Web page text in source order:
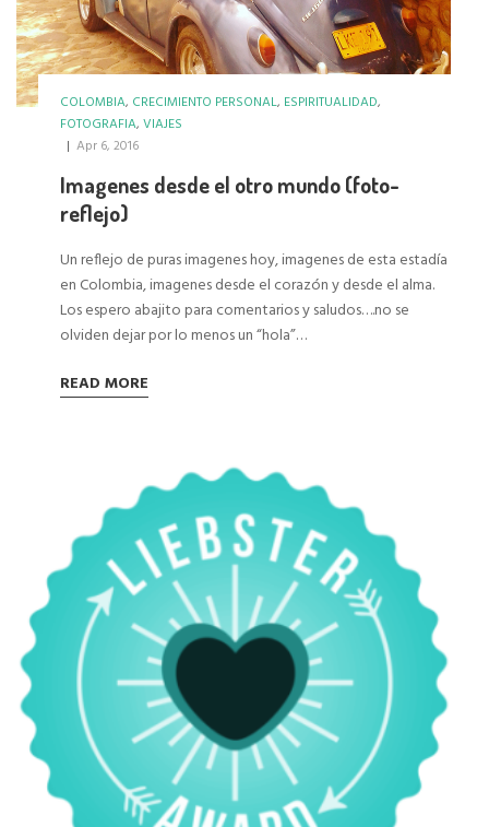
COLOMBIA, CRECIMIENTO PERSONAL, ESPIRITUALIDAD,
FOTOGRAFIA, VIAJES
| Apr 6, 2016
Imagenes desde el otro mundo (foto-
reflejo)
Un reflejo de puras imagenes hoy, imagenes de esta estadía
en Colombia, imagenes desde el corazón y desde el alma.
Los espero abajito para comentarios y saludos….no se
olviden dejar por lo menos un “hola”…
READ MORE